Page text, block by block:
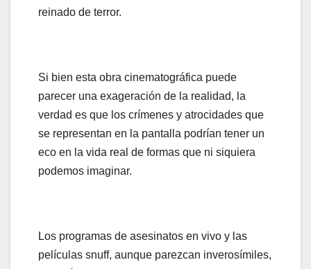
reinado de terror.
Si bien esta obra cinematográfica puede
parecer una exageración de la realidad, la
verdad es que los crímenes y atrocidades que
se representan en la pantalla podrían tener un
eco en la vida real de formas que ni siquiera
podemos imaginar.
Los programas de asesinatos en vivo y las
películas snuff, aunque parezcan inverosímiles,